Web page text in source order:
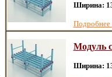
Ширина:
Подробнее
Модуль
Ширина: